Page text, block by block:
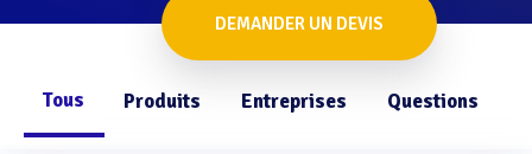
DEMANDER UN DEVIS
Tous Produits Entreprises Questions